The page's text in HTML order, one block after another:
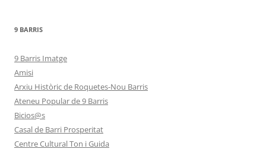
9 BARRIS
9 Barris Imatge
Amisi
Arxiu Històric de Roquetes-Nou Barris
Ateneu Popular de 9 Barris
Bicios@s
Casal de Barri Prosperitat
Centre Cultural Ton i Guida